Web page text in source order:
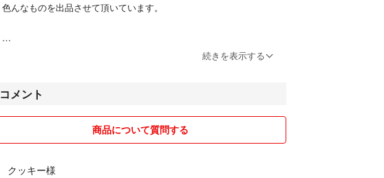
色んなものを出品させて頂いています。
続きを表示する
コメント
商品について質問する
クッキー様